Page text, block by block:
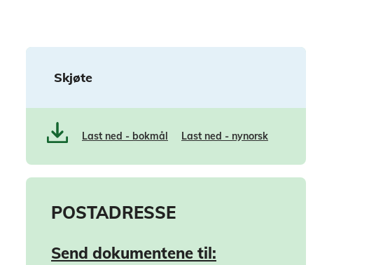
Skjøte
Last ned - bokmål Last ned - nynorsk
POSTADRESSE
Send dokumentene til: